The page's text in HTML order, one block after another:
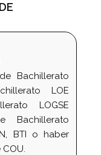
Bachillerato
LOE
LOGSE
Bachillerato
BTI o haber